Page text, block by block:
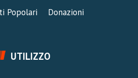
Popolari Donazioni
UTILIZZO